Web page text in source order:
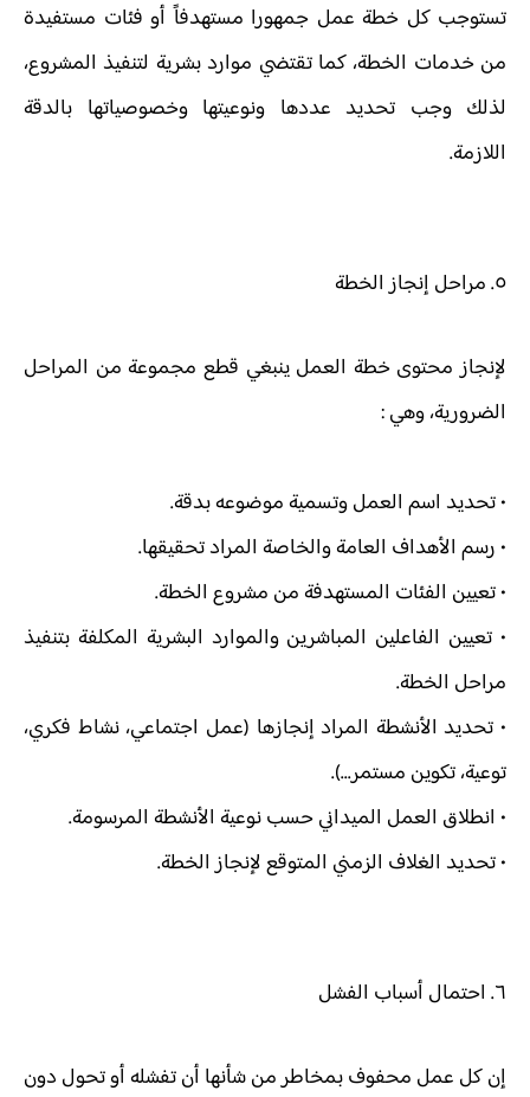
تستوجب كل خطة عمل جمهورا مستهدفاً أو فئات مستفيدة
من خدمات الخطة، كما تقتضي موارد بشرية لتنفيذ المشروع،
لذلك وجب تحديد عددها ونوعيتها وخصوصياتها بالدقة
اللازمة.
٥. مراحل إنجاز الخطة
لإنجاز محتوى خطة العمل ينبغي قطع مجموعة من المراحل
الضرورية، وهي :
• تحديد اسم العمل وتسمية موضوعه بدقة.
• رسم الأهداف العامة والخاصة المراد تحقيقها.
• تعيين الفئات المستهدفة من مشروع الخطة.
• تعيين الفاعلين المباشرين والموارد البشرية المكلفة بتنفيذ
مراحل الخطة.
• تحديد الأنشطة المراد إنجازها (عمل اجتماعي، نشاط فكري،
توعية، تكوين مستمر...).
• انطلاق العمل الميداني حسب نوعية الأنشطة المرسومة.
• تحديد الغلاف الزمني المتوقع لإنجاز الخطة.
٦. احتمال أسباب الفشل
إن كل عمل محفوف بمخاطر من شأنها أن تفشله أو تحول دون